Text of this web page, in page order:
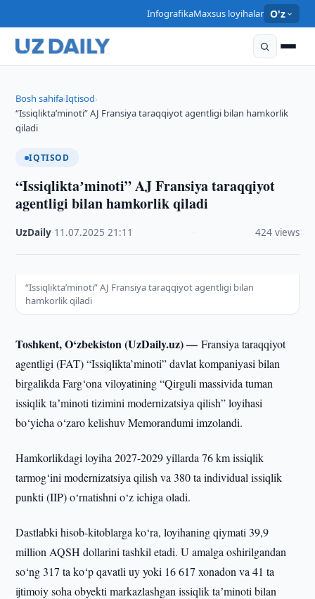
InfografikaMaxsus loyihalar O'z
Bosh sahifa›Iqtisod›
“Issiqliktaʼminoti” AJ Fransiya taraqqiyot agentligi bilan hamkorlik
qiladi
IQTISOD
“Issiqliktaʼminoti” AJ Fransiya taraqqiyot
agentligi bilan hamkorlik qiladi
UzDaily 11.07.2025 ·21:11 424 views
“Issiqliktaʼminoti” AJ Fransiya taraqqiyot agentligi bilan
hamkorlik qiladi
Toshkent, O‘zbekiston (UzDaily.uz) —Fransiya taraqqiyot
agentligi (FAT) “Issiqlikta’minoti” davlat kompaniyasi bilan
birgalikda Farg‘ona viloyatining “Qirguli massivida tuman
issiqlik taʼminoti tizimini modernizatsiya qilish” loyihasi
bo‘yicha o‘zaro kelishuv Memorandumi imzolandi.
Hamkorlikdagi loyiha 2027-2029 yillarda 76 km issiqlik
tarmog‘ini modernizatsiya qilish va 380 ta individual issiqlik
punkti (IIP) o‘rnatishni o‘z ichiga oladi.
Dastlabki hisob-kitoblarga ko‘ra, loyihaning qiymati 39,9
million AQSH dollarini tashkil etadi. U amalga oshirilgandan
so‘ng 317 ta ko‘p qavatli uy yoki 16 617 xonadon va 41 ta
ijtimoiy soha obyekti markazlashgan issiqlik taʼminoti bilan